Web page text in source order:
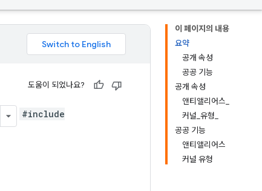
이 페이지의 내용
요약
공개 속성
공공 기능
공개 속성
앤티앨리어스_
커널_유형_
공공 기능
앤티앨리어스
커널 유형
도움이 되었나요?
#include